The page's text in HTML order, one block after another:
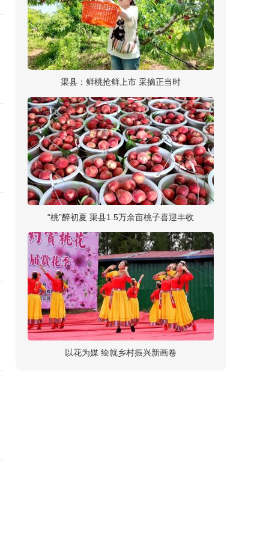
渠县：鲜桃抢鲜上市 采摘正当时
“桃”醉初夏 渠县1.5万余亩桃子喜迎丰收
以花为媒 绘就乡村振兴新画卷